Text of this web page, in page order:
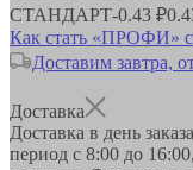
СТАНДАРТ-0.43 ₽
Как стать «ПРОФИ»
Доставим завтра,
Доставка
Доставка в день
период с 8:00 до 16:00